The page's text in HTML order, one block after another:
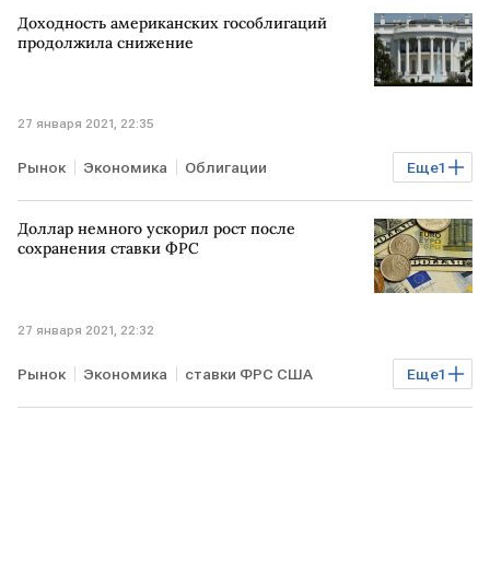
Доходность американских гособлигаций
продолжила снижение
27 января 2021, 22:35
Еще1
Рынок Экономика Облигации
ставки ФРС США
Доллар немного ускорил рост после
сохранения ставки ФРС
27 января 2021, 22:32
Еще1
Рынок Экономика ставки ФРС США
Курсы валют